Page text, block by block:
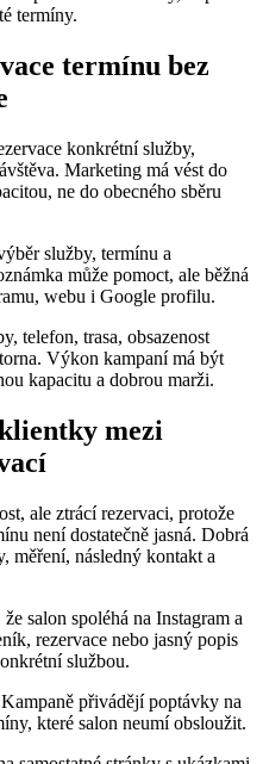
termíny.
termínu bez
konkrétní služby,
Marketing má vést do
ne do obecného sběru
služby, termínu a
může pomoct, ale běžná
webu i Google profilu.
telefon, trasa, obsazenost
Výkon kampaní má být
kapacitu a dobrou marži.
mezi
ale ztrácí rezervaci, protože
není dostatečně jasná. Dobrá
měření, následný kontakt a
salon spoléhá na Instagram a
rezervace nebo jasný popis
službou.
přivádějí poptávky na
které salon neumí obsloužit.